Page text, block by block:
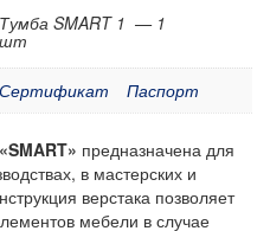
деталей
Тумба SMART 1 — 1
шт
Сертификат Паспорт
«SMART» предназначена для
в мастерских и
верстака позволяет
мебели в случае